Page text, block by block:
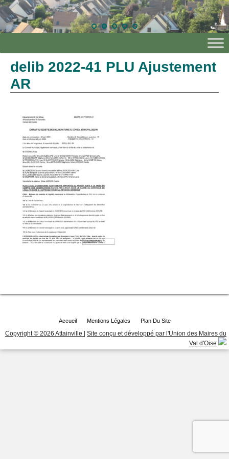
delib 2022-41 PLU Ajustement
AR
Accueil Mentions Légales Plan Du Site
Copyright © 2026 Attainville | Site conçu et développé par l'Union des Maires du
Val d'Oise